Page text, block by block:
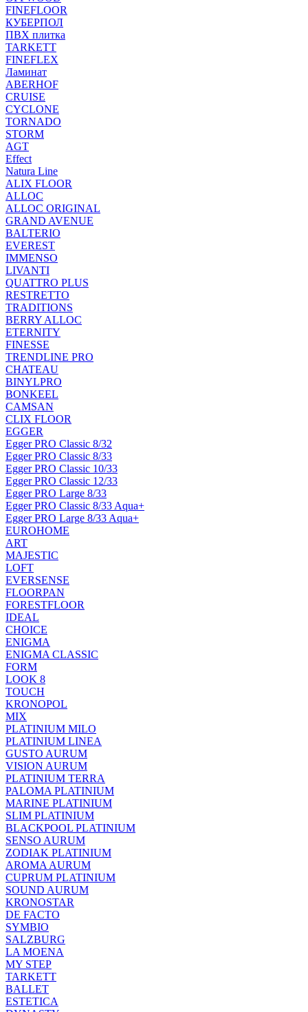
FINEFLOOR
КУБЕРПОЛ
ПВХ плитка
TARKETT
FINEFLEX
Ламинат
ABERHOF
CRUISE
CYCLONE
TORNADO
STORM
AGT
Effect
Natura Line
ALIX FLOOR
ALLOC
ALLOC ORIGINAL
GRAND AVENUE
BALTERIO
EVEREST
IMMENSO
LIVANTI
QUATTRO PLUS
RESTRETTO
TRADITIONS
BERRY ALLOC
ETERNITY
FINESSE
TRENDLINE PRO
CHATEAU
BINYLPRO
BONKEEL
CAMSAN
CLIX FLOOR
EGGER
Egger PRO Classic 8/32
Egger PRO Classic 8/33
Egger PRO Classic 10/33
Egger PRO Classic 12/33
Egger PRO Large 8/33
Egger PRO Classic 8/33 Aqua+
Egger PRO Large 8/33 Aqua+
EUROHOME
ART
MAJESTIC
LOFT
EVERSENSE
FLOORPAN
FORESTFLOOR
IDEAL
CHOICE
ENIGMA
ENIGMA CLASSIC
FORM
LOOK 8
TOUCH
KRONOPOL
MIX
PLATINIUM MILO
PLATINIUM LINEA
GUSTO AURUM
VISION AURUM
PLATINIUM TERRA
PALOMA PLATINIUM
MARINE PLATINIUM
SLIM PLATINIUM
BLACKPOOL PLATINIUM
SENSO AURUM
ZODIAK PLATINIUM
AROMA AURUM
CUPRUM PLATINIUM
SOUND AURUM
KRONOSTAR
DE FACTO
SYMBIO
SALZBURG
LA MOENA
MY STEP
TARKETT
BALLET
ESTETICA